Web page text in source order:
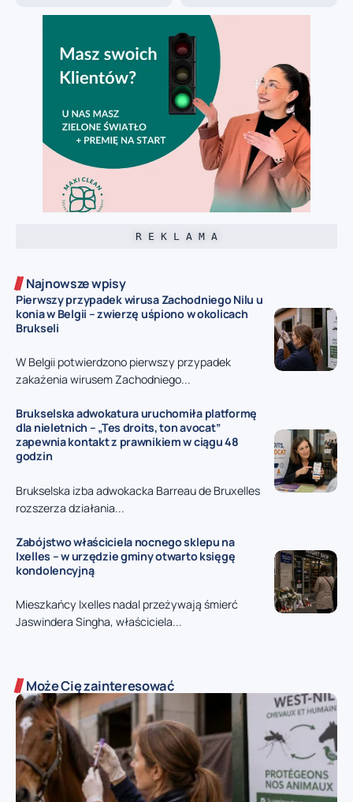
R E K L A M A
Najnowsze wpisy
Pierwszy przypadek wirusa Zachodniego Nilu u
konia w Belgii – zwierzę uśpiono w okolicach
Brukseli
W Belgii potwierdzono pierwszy przypadek
zakażenia wirusem Zachodniego...
Brukselska adwokatura uruchomiła platformę
dla nieletnich – „Tes droits, ton avocat”
zapewnia kontakt z prawnikiem w ciągu 48
godzin
Brukselska izba adwokacka Barreau de Bruxelles
rozszerza działania...
Zabójstwo właściciela nocnego sklepu na
Ixelles – w urzędzie gminy otwarto księgę
kondolencyjną
Mieszkańcy Ixelles nadal przeżywają śmierć
Jaswindera Singha, właściciela...
Może Cię zainteresować